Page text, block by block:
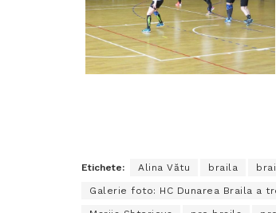
Etichete: Alina Vătu braila
Galerie foto: HC Dunarea Braila a